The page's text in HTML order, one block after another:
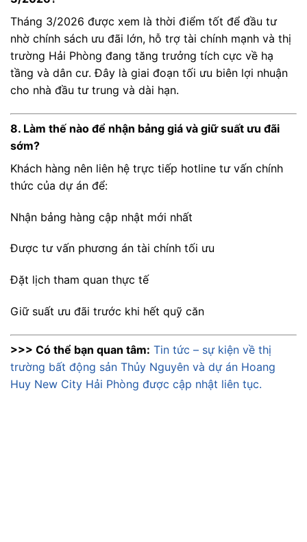
Tháng 3/2026 được xem là thời điểm tốt để đầu tư
nhờ chính sách ưu đãi lớn, hỗ trợ tài chính mạnh và thị
trường Hải Phòng đang tăng trưởng tích cực về hạ
tầng và dân cư. Đây là giai đoạn tối ưu biên lợi nhuận
cho nhà đầu tư trung và dài hạn.
8. Làm thế nào để nhận bảng giá và giữ suất ưu đãi
sớm?
Khách hàng nên liên hệ trực tiếp hotline tư vấn chính
thức của dự án để:
Nhận bảng hàng cập nhật mới nhất
Được tư vấn phương án tài chính tối ưu
Đặt lịch tham quan thực tế
Giữ suất ưu đãi trước khi hết quỹ căn
>>> Có thể bạn quan tâm: Tin tức – sự kiện về thị
trường bất động sản Thủy Nguyên và dự án Hoang
Huy New City Hải Phòng được cập nhật liên tục.